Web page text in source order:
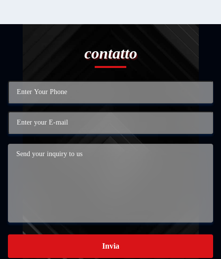
contatto
Invia